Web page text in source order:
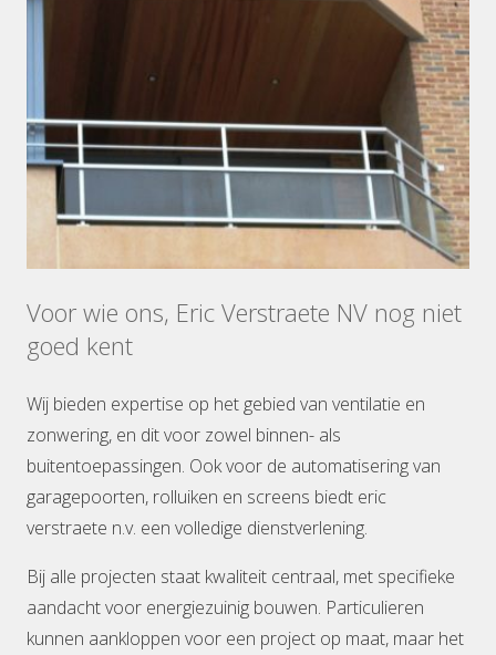
Voor wie ons, Eric Verstraete NV nog niet
goed kent
Wij bieden expertise op het gebied van ventilatie en
zonwering, en dit voor zowel binnen- als
buitentoepassingen. Ook voor de automatisering van
garagepoorten, rolluiken en screens biedt eric
verstraete n.v. een volledige dienstverlening.
Bij alle projecten staat kwaliteit centraal, met specifieke
aandacht voor energiezuinig bouwen. Particulieren
kunnen aankloppen voor een project op maat, maar het